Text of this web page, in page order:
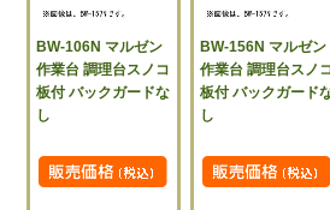
BW-106N マルゼン
作業台 調理台スノコ
板付 バックガードな
し
BW-156N マルゼン
作業台 調理台スノ
板付 バックガード
し